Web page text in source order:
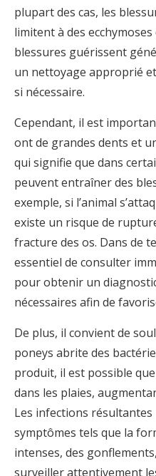
plupart des cas, les
limitent à des
blessures guérissent
un nettoyage approprié
si nécessaire.
Cependant, il est
ont de grandes dents et
qui signifie que dans
peuvent entraîner des
exemple, si l’animal
existe un risque de
fracture des os. Dans de
essentiel de consulter
pour obtenir un
nécessaires afin de
De plus, il convient de
poneys abrite des
produit, il est possible
dans les plaies,
Les infections
symptômes tels que la
intenses, des
surveiller attentivement